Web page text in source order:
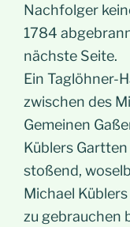
Nachfolger
1784
nächste Seite.
Ein Taglöhner-
zwischen des
Gemeinen
Küblers
stoßend,
Michael
zu gebrauchen